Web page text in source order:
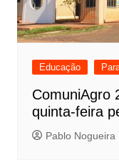
Educação
ComuniAgro
quinta-feira
Pablo Nogueira